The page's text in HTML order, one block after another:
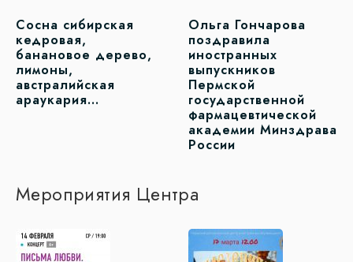
Сосна сибирская
кедровая,
банановое дерево,
лимоны,
австралийская
араукария…
Ольга Гончарова
поздравила
иностранных
выпускников
Пермской
государственной
фармацевтической
академии Минздрава
России
Мероприятия Центра